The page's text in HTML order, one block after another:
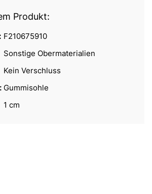
Produkt:
F210675910
Sonstige Obermaterialien
Kein Verschluss
Gummisohle
1 cm